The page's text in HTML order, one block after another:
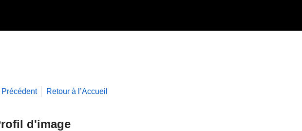
Précédent Retour à l’Accueil
d'image